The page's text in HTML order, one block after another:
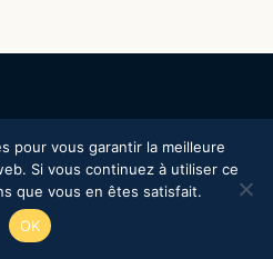
All rights reserved.
pour vous garantir la meilleure
Si vous continuez à utiliser ce
que vous en êtes satisfait.
OK